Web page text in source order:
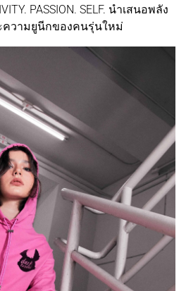
PASSION. SELF. นำเสนอพลัง
ความยูนีกของคนรุ่นใหม่